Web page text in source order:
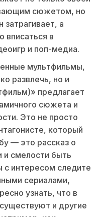
сюжетом, но
затрагивает, а
вписаться в
и поп-медиа.
мультфильмы,
развлечь, но и
предлагает
сюжета и
Это не просто
который
— это рассказ о
смелости быть
с интересом следите
сериалами,
узнать, что в
и другие